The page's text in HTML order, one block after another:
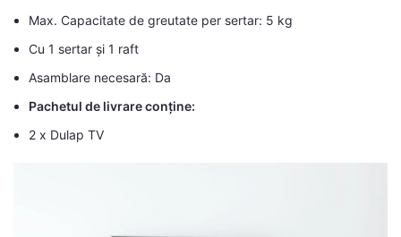
Max. Capacitate de greutate per sertar: 5 kg
Cu 1 sertar și 1 raft
Asamblare necesară: Da
Pachetul de livrare conține:
2 x Dulap TV